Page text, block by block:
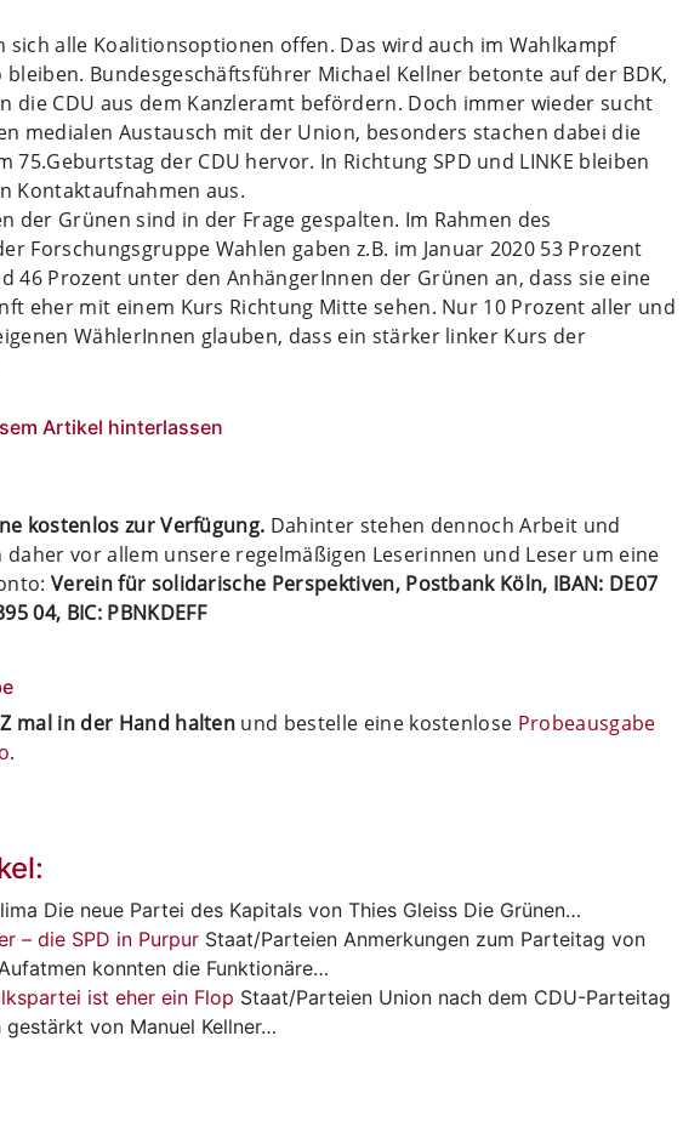
sich alle Koalitionsoptionen offen. Das wird auch im Wahlkampf
Bundesgeschäftsführer Michael Kellner betonte auf der BDK,
die CDU aus dem Kanzleramt befördern. Doch immer wieder sucht
medialen Austausch mit der Union, besonders stachen dabei die
75.Geburtstag der CDU hervor. In Richtung SPD und LINKE bleiben
Kontaktaufnahmen aus.
der Grünen sind in der Frage gespalten. Im Rahmen des
Forschungsgruppe Wahlen gaben z.B. im Januar 2020 53 Prozent
46 Prozent unter den AnhängerInnen der Grünen an, dass sie eine
eher mit einem Kurs Richtung Mitte sehen. Nur 10 Prozent aller und
WählerInnen glauben, dass ein stärker linker Kurs der
Artikel hinterlassen
kostenlos zur Verfügung. Dahinter stehen dennoch Arbeit und
vor allem unsere regelmäßigen Leserinnen und Leser um eine
Verein für solidarische Perspektiven, Postbank Köln, IBAN: DE07
04, BIC: PBNKDEFF
mal in der Hand halten und bestelle eine kostenlose Probeausgabe
.
Die neue Partei des Kapitals von Thies Gleiss Die Grünen…
– die SPD in Purpur Staat/Parteien Anmerkungen zum Parteitag von
konnten die Funktionäre…
ist eher ein Flop Staat/Parteien Union nach dem CDU-Parteitag
von Manuel Kellner…